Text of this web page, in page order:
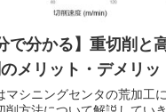
で分かる】重切削と
メリット・デメリッ
マシニングセンタの荒加工